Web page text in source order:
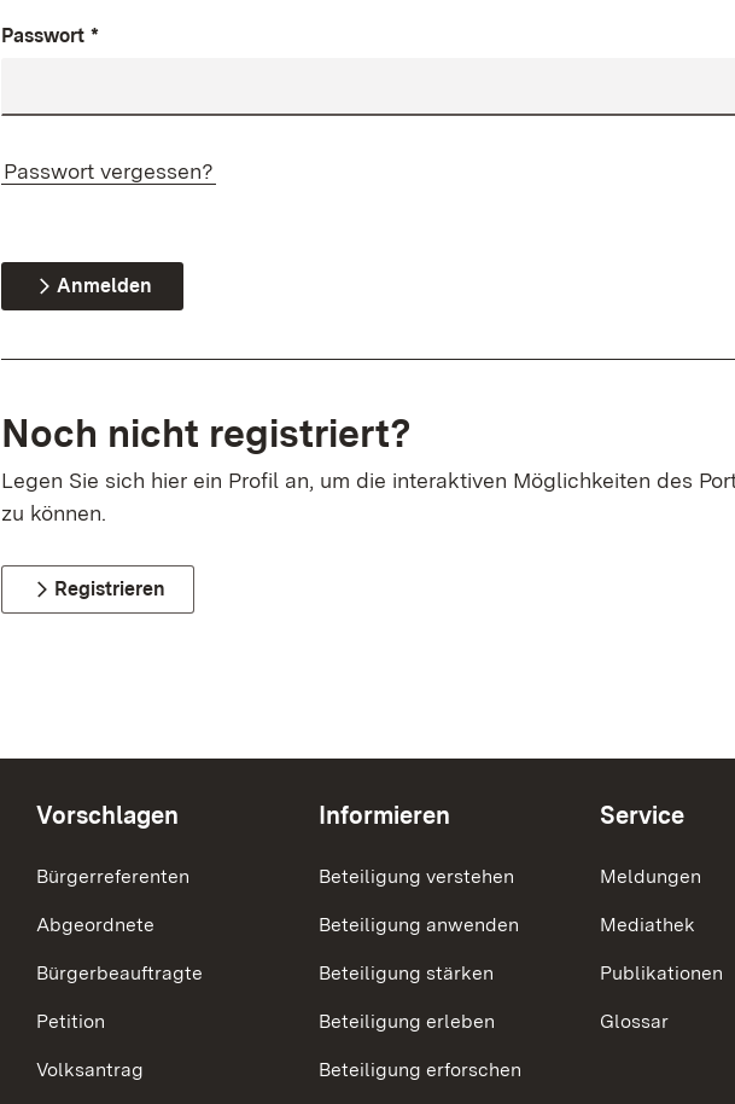
Passwort *
Passwort vergessen?
Anmelden
Noch nicht registriert?
Legen Sie sich hier ein Profil an, um die interaktiven Möglichkeiten des
zu können.
Registrieren
Vorschlagen
Bürgerreferenten
Abgeordnete
Bürgerbeauftragte
Petition
Volksantrag
Informieren
Beteiligung verstehen
Beteiligung anwenden
Beteiligung stärken
Beteiligung erleben
Beteiligung erforschen
Service
Meldungen
Mediathek
Publikationen
Glossar